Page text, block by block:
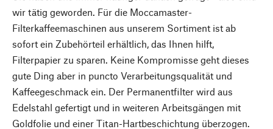
wir tätig geworden. Für die Moccamaster-
Filterkaffeemaschinen aus unserem Sortiment ist ab
sofort ein Zubehörteil erhältlich, das Ihnen hilft,
Filterpapier zu sparen. Keine Kompromisse geht dieses
gute Ding aber in puncto Verarbeitungsqualität und
Kaffeegeschmack ein. Der Permanentfilter wird aus
Edelstahl gefertigt und in weiteren Arbeitsgängen mit
Goldfolie und einer Titan-Hartbeschichtung überzogen.